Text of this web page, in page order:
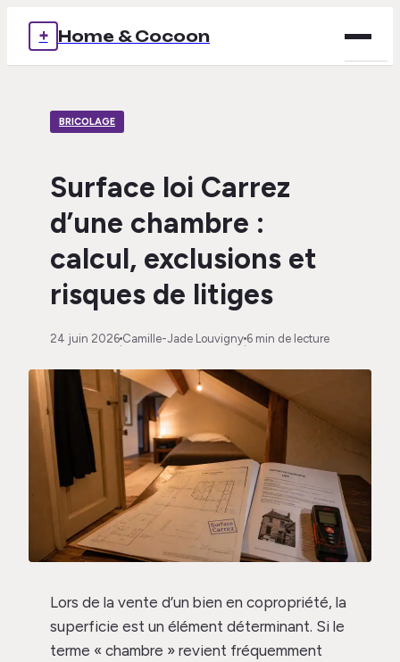
+ Home & Cocoon
BRICOLAGE
Surface loi Carrez
d’une chambre :
calcul, exclusions et
risques de litiges
24 juin 2026
·
Camille-Jade Louvigny
·
6 min de lecture
Lors de la vente d’un bien en copropriété, la
superficie est un élément déterminant. Si le
terme « chambre » revient fréquemment